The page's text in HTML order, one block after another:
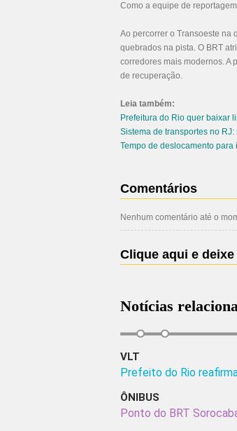
Como a equipe de
Ao percorrer o Transoeste na
quebrados na pista. O BRT
corredores mais modernos. A
de recuperação.
Leia também:
Prefeitura do Rio quer baixar
Sistema de transportes no
Tempo de deslocamento
Comentários
Nenhum comentário até o
Clique aqui e
Notícias
VLT
Prefeito do Rio
ÔNIBUS
Ponto do BRT